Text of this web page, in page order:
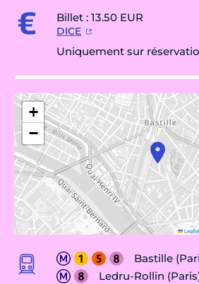
Billet : 13.50 EUR
DICE
Uniquement sur
+
−
Leaflet
Bastille
Ledru-Rollin